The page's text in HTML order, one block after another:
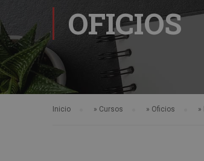
OFICIOS
Inicio » Cursos » Oficios »